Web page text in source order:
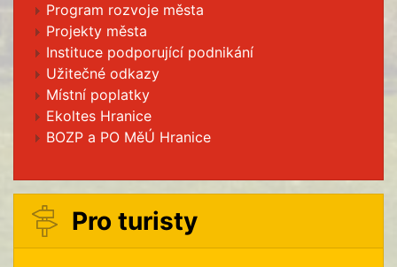
Program rozvoje města
Projekty města
Instituce podporující podnikání
Užitečné odkazy
Místní poplatky
Ekoltes Hranice
BOZP a PO MěÚ Hranice
Pro turisty